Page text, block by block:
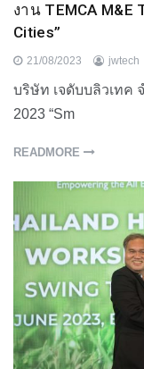
งาน TEMCA M&E
Cities”
21/08/2023 jwtech
บริษัท เจดับบลิวเทค
2023 “Sm
READMORE